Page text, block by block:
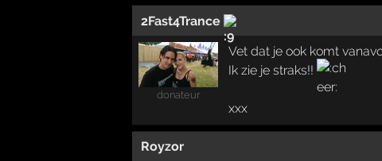
2Fast4Trance
donateur
Vet dat je ook komt
Ik zie je straks!!
xxx
Royzor